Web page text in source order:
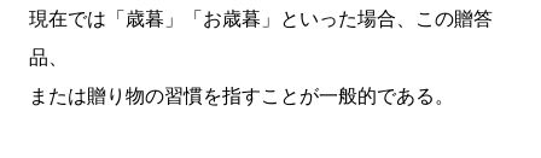
現在では「歳暮」「お歳暮」といった場合、この贈答
品、
または贈り物の習慣を指すことが一般的である。